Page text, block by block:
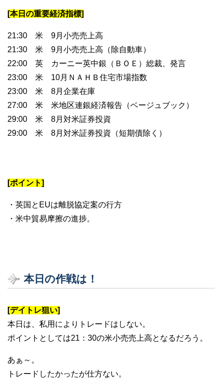
[本日の重要経済指標]
21:30 米 9月小売売上高
21:30 米 9月小売売上高（除自動車）
22:00 英 カーニー英中銀（ＢＯＥ）総裁、発言
23:00 米 10月ＮＡＨＢ住宅市場指数
23:00 米 8月企業在庫
27:00 米 米地区連銀経済報告（ベージュブック）
29:00 米 8月対米証券投資
29:00 米 8月対米証券投資（短期債除く）
[ポイント]
・英国とEUは離脱協定案の行方
・米中貿易摩擦の進捗。
本日の作戦は！
[デイトレ狙い]
本日は、私用によりトレードはしない。
ポイントとしては21：30の米小売売上高となるだろう。
あぁ～。
トレードしたかったが仕方ない。